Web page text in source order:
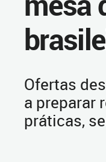
Ofertas
a preparar
práticas,